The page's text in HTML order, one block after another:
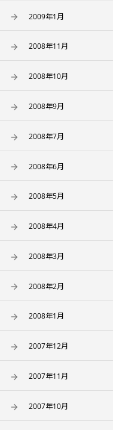
2009年1月
2008年11月
2008年10月
2008年9月
2008年7月
2008年6月
2008年5月
2008年4月
2008年3月
2008年2月
2008年1月
2007年12月
2007年11月
2007年10月